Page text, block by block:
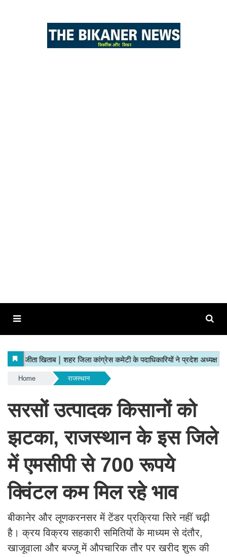
Home राजस्थान
सरसों उत्पादक किसानों को
झटका, राजस्थान के इस जिले
में एमसीपी से 700 रूपये
क्विंटल कम मिल रहे भाव
बीकानेर और लूणकरनसर में टेंडर प्रक्रिया सिरे नहीं चढ़ी
है। क्रय विक्रय सहकारी समितियों के माध्यम से दंतौर,
खाजूवाला और बज्जू में औपचारिक तौर पर खरीद शुरू की